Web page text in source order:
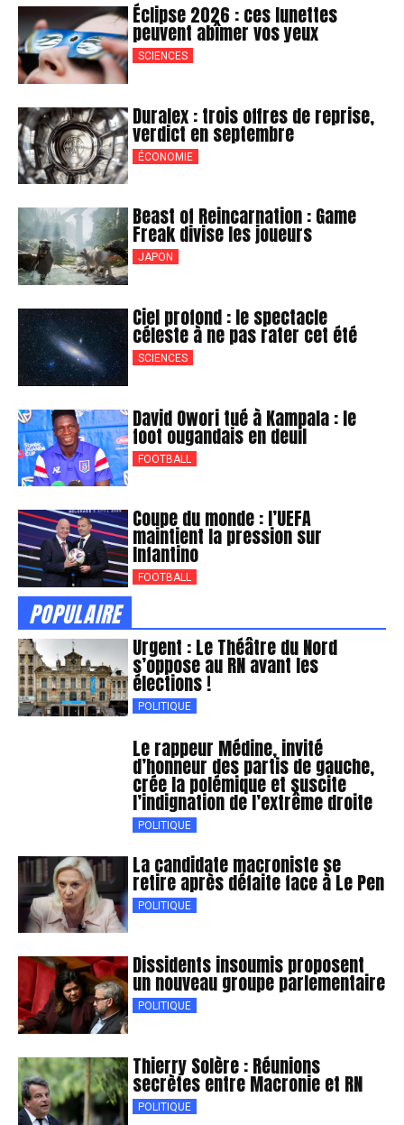
Éclipse 2026 : ces lunettes
peuvent abîmer vos yeux
SCIENCES
Duralex : trois offres de reprise,
verdict en septembre
ÉCONOMIE
Beast of Reincarnation : Game
Freak divise les joueurs
JAPON
Ciel profond : le spectacle
céleste à ne pas rater cet été
SCIENCES
David Owori tué à Kampala : le
foot ougandais en deuil
FOOTBALL
Coupe du monde : l’UEFA
maintient la pression sur
Infantino
FOOTBALL
POPULAIRE
Urgent : Le Théâtre du Nord
s’oppose au RN avant les
élections !
POLITIQUE
Le rappeur Médine, invité
d’honneur des partis de gauche,
crée la polémique et suscite
l’indignation de l’extrême droite
POLITIQUE
La candidate macroniste se
retire après défaite face à Le Pen
POLITIQUE
Dissidents insoumis proposent
un nouveau groupe parlementaire
POLITIQUE
Thierry Solère : Réunions
secrètes entre Macronie et RN
POLITIQUE